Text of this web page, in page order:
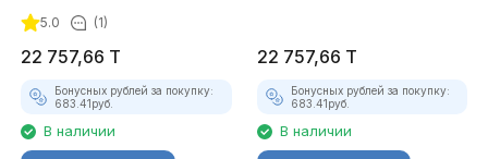
5.0 (1)
22 757,66 T
Бонусных рублей за покупку:
683.41 руб.
В наличии
22 757,66 T
Бонусных рублей за покупку:
683.41 руб.
В наличии